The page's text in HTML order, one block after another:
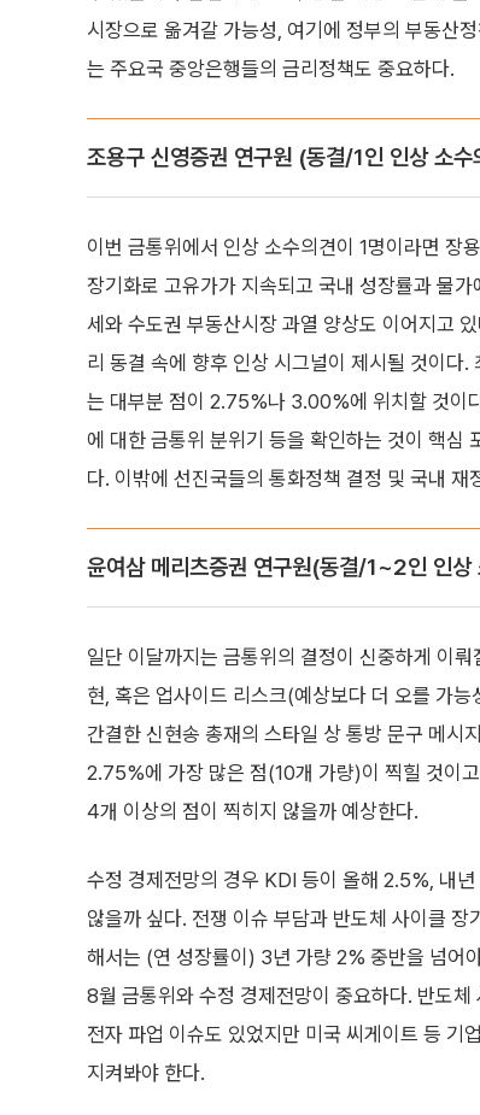
시장으로 옮겨갈 가능성, 여기에 정부의 부동산
는 주요국 중앙은행들의 금리정책도 중요하다.
조용구 신영증권 연구원 (동결/1인 인상 소수
이번 금통위에서 인상 소수의견이 1명이라면 장
장기화로 고유가가 지속되고 국내 성장률과 물
세와 수도권 부동산시장 과열 양상도 이어지고
리 동결 속에 향후 인상 시그널이 제시될 것이다
는 대부분 점이 2.75%나 3.00%에 위치할 것이
에 대한 금통위 분위기 등을 확인하는 것이 핵심
다. 이밖에 선진국들의 통화정책 결정 및 국내
윤여삼 메리츠증권 연구원(동결/1~2인 인상
일단 이달까지는 금통위의 결정이 신중하게 이
현, 혹은 업사이드 리스크(예상보다 더 오를 가
간결한 신현송 총재의 스타일 상 통방 문구 메시
2.75%에 가장 많은 점(10개 가량)이 찍힐 것이
4개 이상의 점이 찍히지 않을까 예상한다.
수정 경제전망의 경우 KDI 등이 올해 2.5%, 내
않을까 싶다. 전쟁 이슈 부담과 반도체 사이클
해서는 (연 성장률이) 3년 가량 2% 중반을 넘어
8월 금통위와 수정 경제전망이 중요하다. 반도
전자 파업 이슈도 있었지만 미국 씨게이트 등 기
지켜봐야 한다.